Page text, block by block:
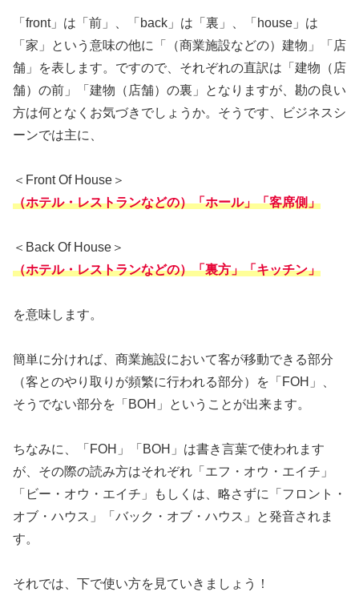
「front」は「前」、「back」は「裏」、「house」は
「家」という意味の他に「（商業施設などの）建物」「店
舗」を表します。ですので、それぞれの直訳は「建物（店
舗）の前」「建物（店舗）の裏」となりますが、勘の良い
方は何となくお気づきでしょうか。そうです、ビジネスシ
ーンでは主に、
＜Front Of House＞
（ホテル・レストランなどの）「ホール」「客席側」
＜Back Of House＞
（ホテル・レストランなどの）「裏方」「キッチン」
を意味します。
簡単に分ければ、商業施設において客が移動できる部分
（客とのやり取りが頻繁に行われる部分）を「FOH」、
そうでない部分を「BOH」ということが出来ます。
ちなみに、「FOH」「BOH」は書き言葉で使われます
が、その際の読み方はそれぞれ「エフ・オウ・エイチ」
「ビー・オウ・エイチ」もしくは、略さずに「フロント・
オブ・ハウス」「バック・オブ・ハウス」と発音されま
す。
それでは、下で使い方を見ていきましょう！